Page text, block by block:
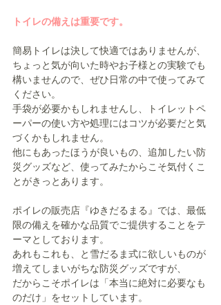
トイレの備えは重要です。
簡易トイレは決して快適ではありませんが、
ちょっと気が向いた時やお子様との実験でも
構いませんので、ぜひ日常の中で使ってみて
ください。
手袋が必要かもしれませんし、トイレットペ
ーパーの使い方や処理にはコツが必要だと気
づくかもしれません。
他にもあったほうが良いもの、追加したい防
災グッズなど、使ってみたからこそ気付くこ
とがきっとあります。
ポイレの販売店『ゆきだるまる』では、最低
限の備えを確かな品質でご提供することをテ
ーマとしております。
あれもこれも、と雪だるま式に欲しいものが
増えてしまいがちな防災グッズですが、
だからこそポイレは「本当に絶対に必要なも
のだけ」をセットしています。